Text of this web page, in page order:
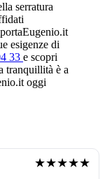
serratura
esigenze di
33 e scopri
tranquillità è a
oggi
★★★★★